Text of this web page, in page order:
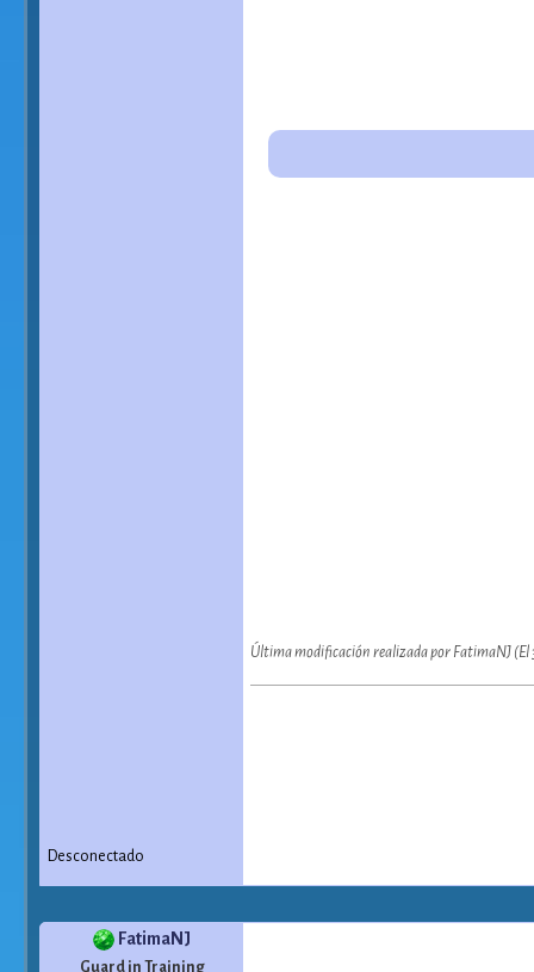
Última modificación realizada por FatimaNJ
Desconectado
FatimaNJ
Guard in Training